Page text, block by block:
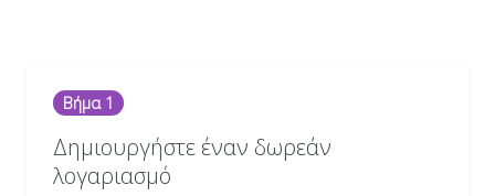
Βήμα 1
Δημιουργήστε έναν δωρεάν
λογαριασμό